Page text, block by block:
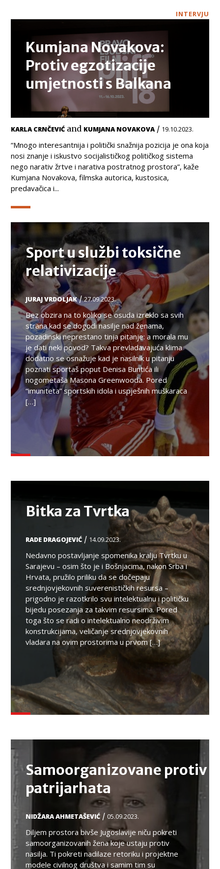
INTERVJU
Kumjana Novakova:
Protiv egzotizacije
umjetnosti s Balkana
KARLA CRNČEVIĆ and KUMJANA NOVAKOVA / 19.10.2023.
“Mnogo interesantnija i politički snažnija pozicija je ona koja
nosi znanje i iskustvo socijalističkog političkog sistema
nego narativ žrtve i narativa postratnog prostora”, kaže
Kumjana Novakova, filmska autorica, kustosica,
predavačica i...
Sport u službi toksične
relativizacije
JURAJ VRDOLJAK/27.09.2023.
Bez obzira na to koliko se osuda izreklo sa svih
strana kad se dogodi nasilje nad ženama,
pozadinski neprestano tinja pitanje: a morala mu
je dati neki povod? Takva prevladavajuća klima
dodatno se osnažuje kad je nasilnik u pitanju
poznati sportaš poput Denisa Buntića ili
nogometaša Masona Greenwooda. Pored
“imuniteta” sportskih idola i uspješnih muškaraca
[…]
Bitka za Tvrtka
RADE DRAGOJEVIĆ / 14.09.2023.
Nedavno postavljanje spomenika kralju Tvrtku u
Sarajevu – osim što je i Bošnjacima, nakon Srba i
Hrvata, pružilo priliku da se dočepaju
srednjovjekovnih suverenističkih resursa –
prigodno je razotkrilo svu intelektualnu i političku
bijedu posezanja za takvim resursima. Pored
toga što se radi o intelektualno neodrživim
konstrukcijama, veličanje srednjovjekovnih
vladara na ovim prostorima u prvom […]
Samoorganizovane protiv
patrijarhata
NIDŽARA AHMETAŠEVIĆ / 05.09.2023.
Diljem prostora bivše Jugoslavije niču pokreti
samoorganizovanih žena koje ustaju protiv
nasilja. Ti pokreti nadilaze retoriku i projektne
modele civilnog društva i samim tim su